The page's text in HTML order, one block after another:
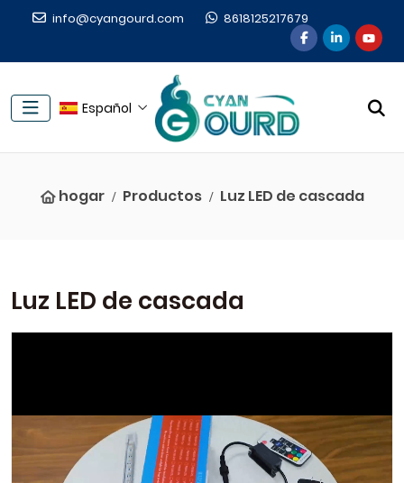
info@cyangourd.com 8618125217679
Español
hogar Productos Luz LED de cascada
Luz LED de cascada